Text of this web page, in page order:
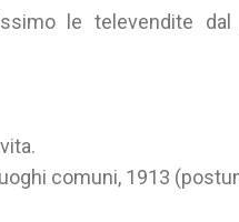
le televendite
comuni, 1913